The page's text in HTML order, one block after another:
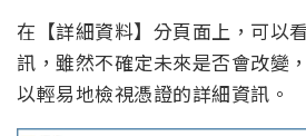
在【詳細資料】分頁面上，可以
訊，雖然不確定未來是否會改變
以輕易地檢視憑證的詳細資訊。